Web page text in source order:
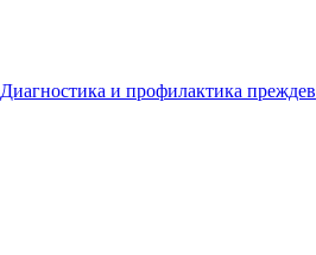
Диагностика и профилактика